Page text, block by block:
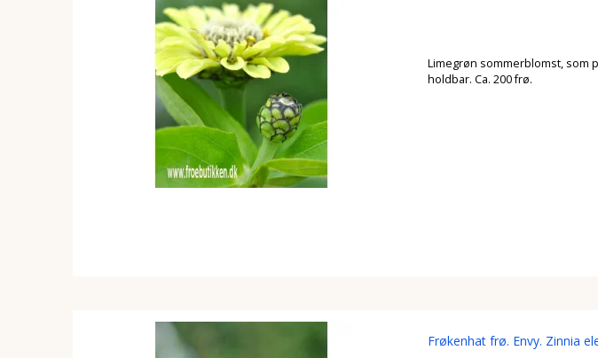
Limegrøn sommerblomst, som
holdbar. Ca. 200 frø.
Frøkenhat frø. Envy. Zinnia